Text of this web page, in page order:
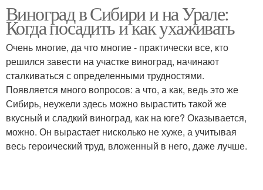
Виноград в Сибири и на Урале:
Когда посадить и как ухаживать
Очень многие, да что многие - практически все, кто
решился завести на участке виноград, начинают
сталкиваться с определенными трудностями.
Появляется много вопросов: а что, а как, ведь это же
Сибирь, неужели здесь можно вырастить такой же
вкусный и сладкий виноград, как на юге? Оказывается,
можно. Он вырастает нисколько не хуже, а учитывая
весь героический труд, вложенный в него, даже лучше.